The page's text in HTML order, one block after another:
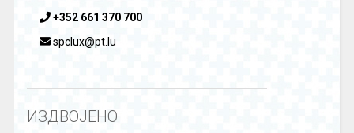
+352 661 370 700
spclux@pt.lu
ИЗДВОЈЕНО